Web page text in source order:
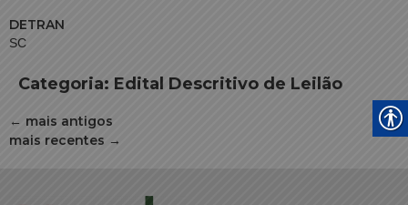
DETRAN
SC
Categoria: Edital Descritivo de Leilão
← mais antigos
mais recentes →